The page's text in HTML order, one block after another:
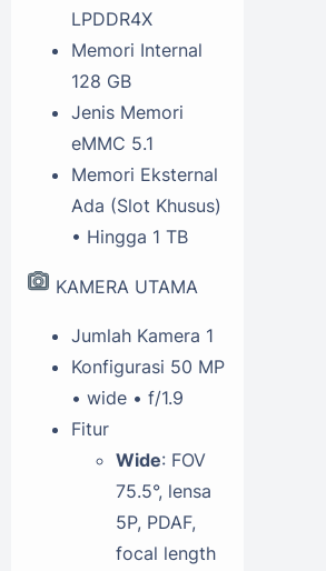
LPDDR4X
Memori Internal
128 GB
Jenis Memori
eMMC 5.1
Memori Eksternal
Ada (Slot Khusus)
• Hingga 1 TB
KAMERA UTAMA
Jumlah Kamera 1
Konfigurasi 50 MP
• wide • f/1.9
Fitur
Wide: FOV
75.5°, lensa
5P, PDAF,
focal length